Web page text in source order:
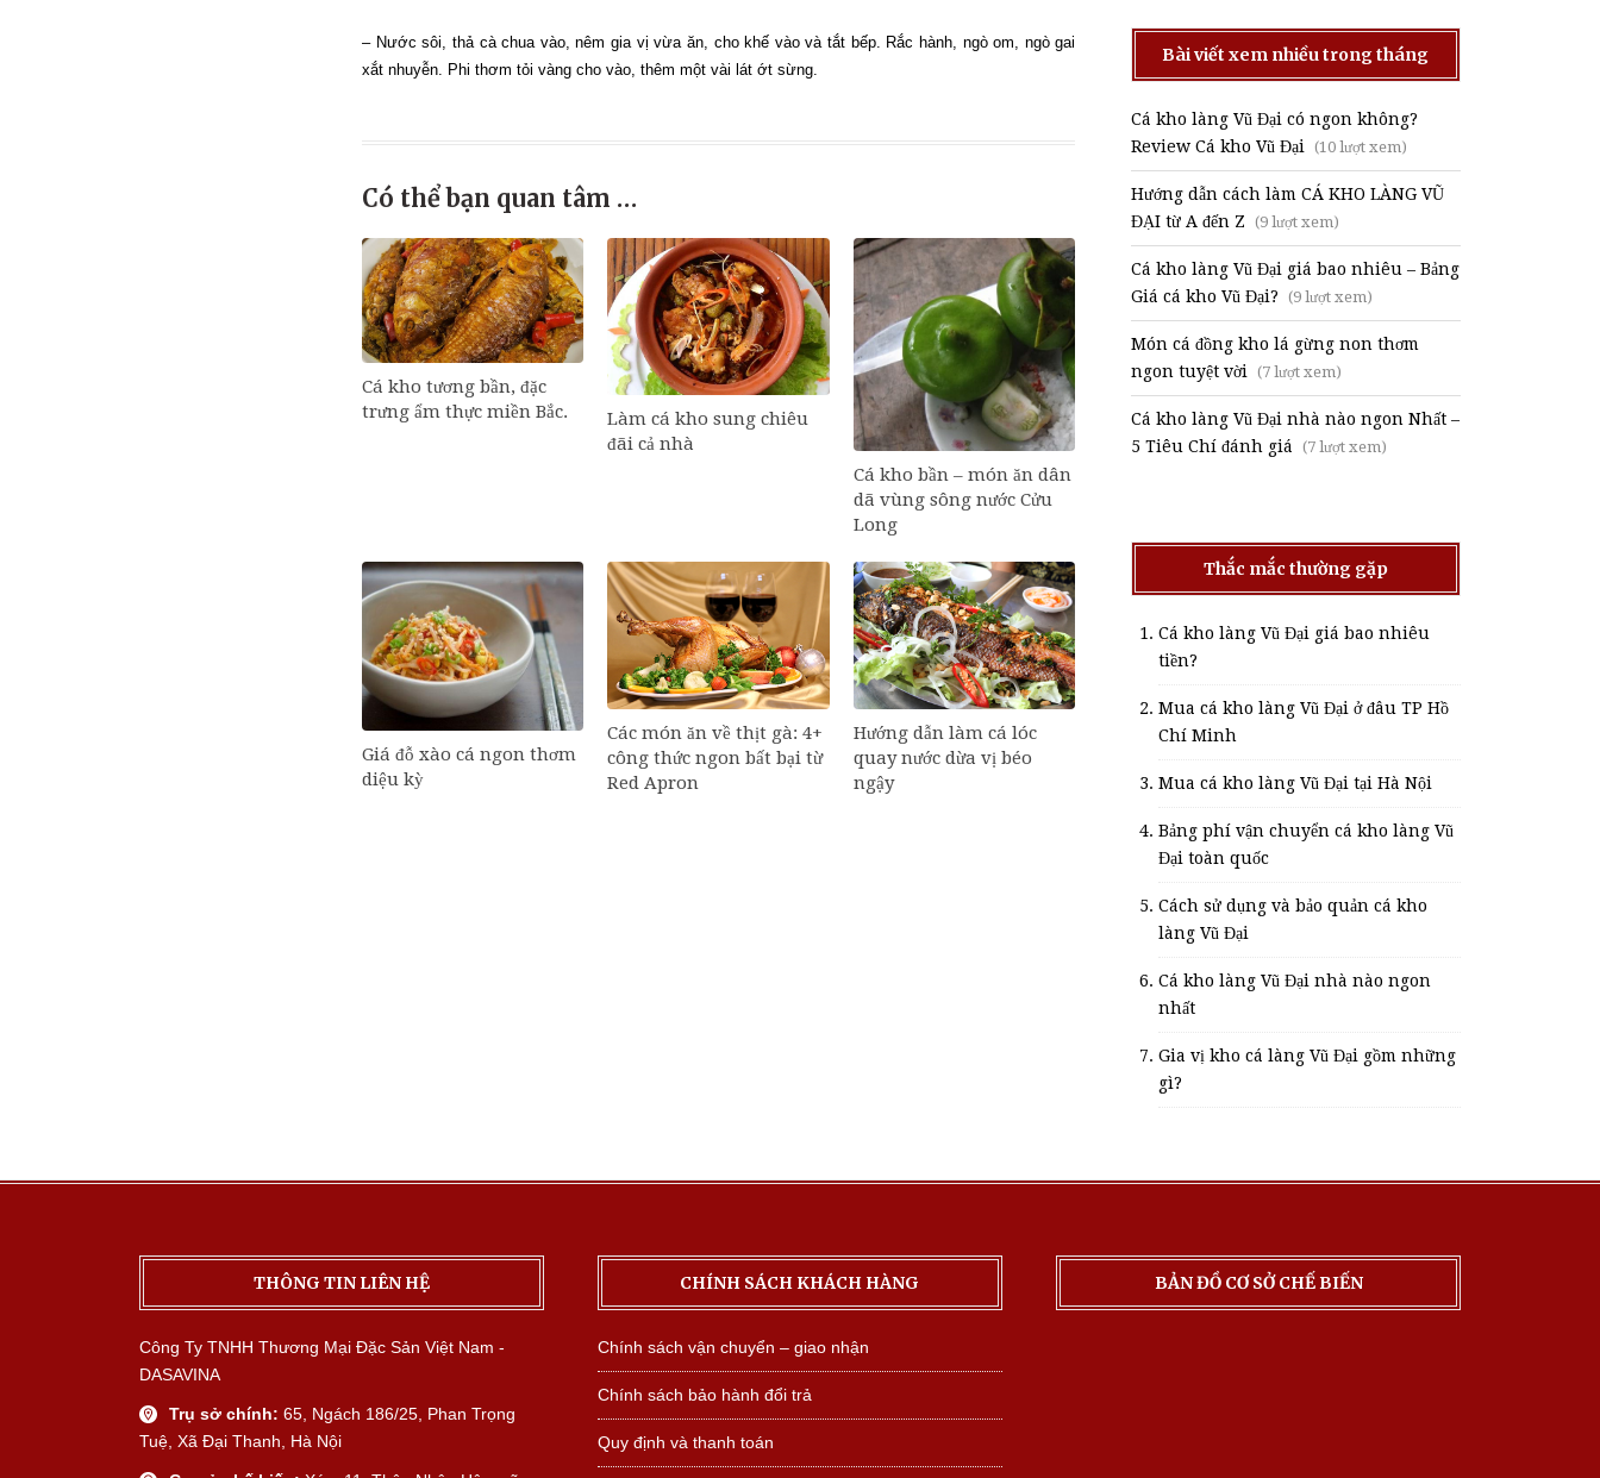
– Nước sôi, thả cà chua vào, nêm gia vị vừa ăn, cho khế vào và tắt bếp. Rắc hành, ngò om, ngò gai
xắt nhuyễn. Phi thơm tỏi vàng cho vào, thêm một vài lát ớt sừng.
Có thể bạn quan tâm …
Cá kho tương bần, đặc
trưng ẩm thực miền Bắc.
Làm cá kho sung chiêu
đãi cả nhà
Cá kho bần – món ăn dân
dã vùng sông nước Cửu
Long
Giá đỗ xào cá ngon thơm
diệu kỳ
Các món ăn về thịt gà: 4+
công thức ngon bất bại từ
Red Apron
Hướng dẫn làm cá lóc
quay nước dừa vị béo
ngậy
Bài viết xem nhiều trong tháng
Cá kho làng Vũ Đại có ngon không?
Review Cá kho Vũ Đại (10 lượt xem)
Hướng dẫn cách làm CÁ KHO LÀNG VŨ
ĐẠI từ A đến Z (9 lượt xem)
Cá kho làng Vũ Đại giá bao nhiêu – Bảng
Giá cá kho Vũ Đại? (9 lượt xem)
Món cá đồng kho lá gừng non thơm
ngon tuyệt vời (7 lượt xem)
Cá kho làng Vũ Đại nhà nào ngon Nhất –
5 Tiêu Chí đánh giá (7 lượt xem)
Thắc mắc thường gặp
Cá kho làng Vũ Đại giá bao nhiêu
tiền?
Mua cá kho làng Vũ Đại ở đâu TP Hồ
Chí Minh
Mua cá kho làng Vũ Đại tại Hà Nội
Bảng phí vận chuyển cá kho làng Vũ
Đại toàn quốc
Cách sử dụng và bảo quản cá kho
làng Vũ Đại
Cá kho làng Vũ Đại nhà nào ngon
nhất
Gia vị kho cá làng Vũ Đại gồm những
gì?
THÔNG TIN LIÊN HỆ
Công Ty TNHH Thương Mại Đặc Sản Việt Nam -
DASAVINA
Trụ sở chính: 65, Ngách 186/25, Phan Trọng
Tuệ, Xã Đại Thanh, Hà Nội
CHÍNH SÁCH KHÁCH HÀNG
Chính sách vận chuyển – giao nhận
Chính sách bảo hành đổi trả
Quy định và thanh toán
BẢN ĐỒ CƠ SỞ CHẾ BIẾN